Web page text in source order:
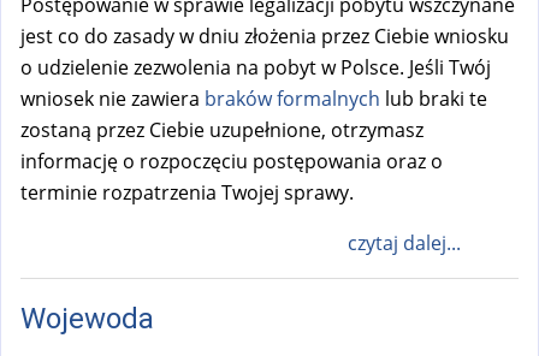
jest co do zasady w dniu złożenia przez Ciebie wniosku
o udzielenie zezwolenia na pobyt w Polsce. Jeśli Twój
wniosek nie zawiera braków formalnych lub braki te
zostaną przez Ciebie uzupełnione, otrzymasz
informację o rozpoczęciu postępowania oraz o
terminie rozpatrzenia Twojej sprawy.
czytaj dalej...
Wojewoda